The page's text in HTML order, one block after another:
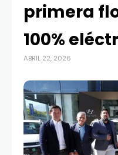
primera
100%
ABRIL 22, 2026